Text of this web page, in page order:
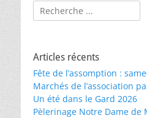
Rechercher :
Articles récents
Fête de l’assomption :
Marchés de l’association
Un été dans le Gard 2026
Pèlerinage Notre Dame de